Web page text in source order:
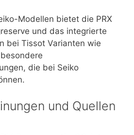
Modellen bietet die PRX
und das integrierte
bei Tissot Varianten wie
die bei Seiko
und Quellen